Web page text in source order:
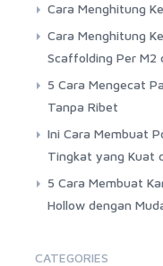
Cara Menghitung
Cara Menghitung
Scaffolding Per M2
5 Cara Mengecat
Tanpa Ribet
Ini Cara Membuat
Tingkat yang Kuat
5 Cara Membuat
Hollow dengan
CATEGORIES